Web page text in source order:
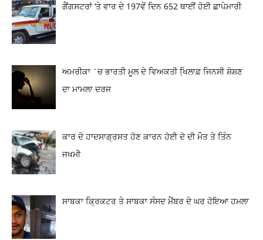
ਗੈਂਗਸਟਰਾਂ ‘ਤੇ ਵਾਰ ਦੇ 197ਵੇਂ ਦਿਨ 652 ਥਾਈਂ ਹੋਈ ਛਾਪੇਮਾਰੀ
ਅਮਰੀਕਾ `ਚ ਭਾਰਤੀ ਮੂਲ ਦੇ ਵਿਅਕਤੀ ਖਿ਼ਲਾਫ਼ ਜਿਨਸੀ ਸ਼ੋਸ਼ਣ
ਦਾ ਮਾਮਲਾ ਦਰਜ
ਕਾਰ ਦੇ ਹਾਦਸਾਗ੍ਰਸਤ ਹੋਣ ਕਾਰਨ ਹੋਈ ਦੋ ਦੀ ਮੌਤ ਤੇ ਤਿੰਨ
ਜਖਮੀ
ਸਾਬਕਾ ਕ੍ਰਿਕਟਰ ਤੇ ਸਾਬਕਾ ਸੰਸਦ ਮੈਂਬਰ ਦੇ ਘਰ ਹੋਇਆ ਹਮਲਾ